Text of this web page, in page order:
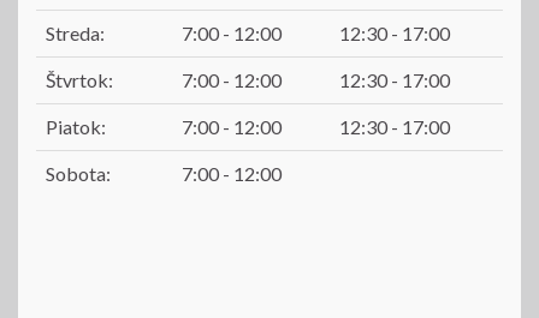
Streda: 7:00 - 12:00 12:30 - 17:00
Štvrtok: 7:00 - 12:00 12:30 - 17:00
Piatok: 7:00 - 12:00 12:30 - 17:00
Sobota: 7:00 - 12:00